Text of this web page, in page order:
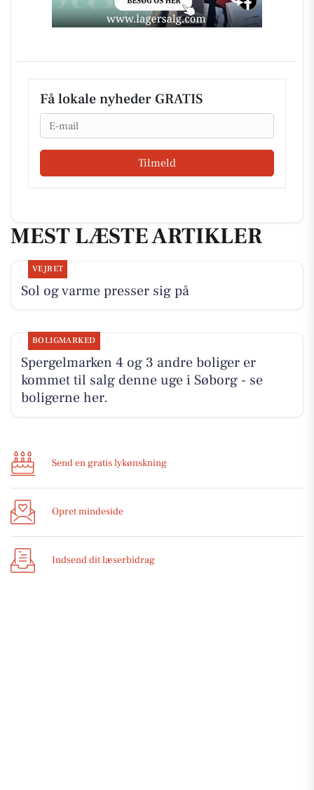
Få lokale nyheder GRATIS
Email
Tilmeld
MEST LÆSTE ARTIKLER
VEJRET
Sol og varme presser sig på
BOLIGMARKED
Spergelmarken 4 og 3 andre boliger er
kommet til salg denne uge i Søborg - se
boligerne her.
Send en gratis lykønskning
Opret mindeside
Indsend dit læserbidrag